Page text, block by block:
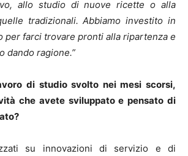
allo studio di nuove ricette o alla
tradizionali. Abbiamo investito in
per farci trovare pronti alla ripartenza e
dando ragione.”
di studio svolto nei mesi scorsi,
che avete sviluppato e pensato di
su innovazioni di servizio e di